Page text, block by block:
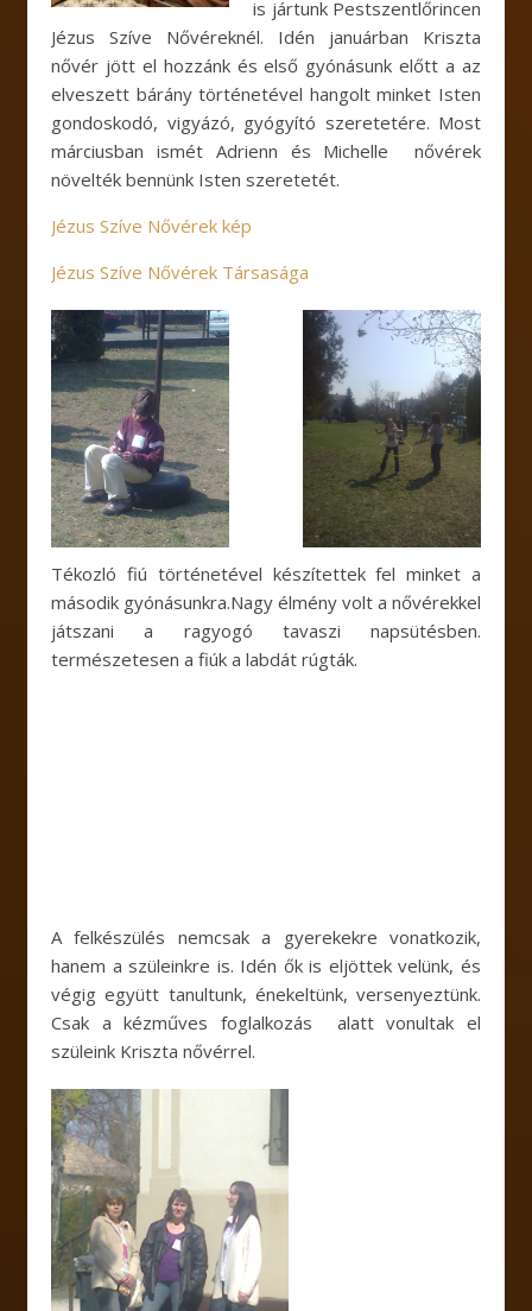
is jártunk Pestszentlőrincen
Jézus Szíve Nővéreknél. Idén januárban Kriszta
nővér jött el hozzánk és első gyónásunk előtt a az
elveszett bárány történetével hangolt minket Isten
gondoskodó, vigyázó, gyógyító szeretetére. Most
márciusban ismét Adrienn és Michelle nővérek
növelték bennünk Isten szeretetét.
Jézus Szíve Nővérek kép
Jézus Szíve Nővérek Társasága
Tékozló fiú történetével készítettek fel minket a
második gyónásunkra.Nagy élmény volt a nővérekkel
játszani a ragyogó tavaszi napsütésben.
természetesen a fiúk a labdát rúgták.
A felkészülés nemcsak a gyerekekre vonatkozik,
hanem a szüleinkre is. Idén ők is eljöttek velünk, és
végig együtt tanultunk, énekeltünk, versenyeztünk.
Csak a kézműves foglalkozás alatt vonultak el
szüleink Kriszta nővérrel.